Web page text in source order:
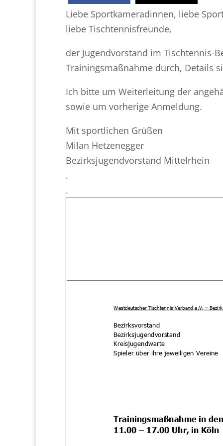
Liebe Sportkameradinnen, liebe
liebe Tischtennisfreunde,
der Jugendvorstand im Tischtennis-
Trainingsmaßnahme durch, Details
Ich bitte um Weiterleitung der
sowie um vorherige Anmeldung.
Mit sportlichen Grüßen
Milan Hetzenegger
Bezirksjugendvorstand Mittelrhein
.
.